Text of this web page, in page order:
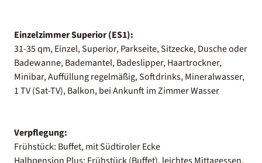
Einzelzimmer Superior (ES1):
31-35 qm, Einzel, Superior, Parkseite, Sitzecke, Dusche oder
Badewanne, Bademantel, Badeslipper, Haartrockner,
Minibar, Auffüllung regelmäßig, Softdrinks, Mineralwasser,
1 TV (Sat-TV), Balkon, bei Ankunft im Zimmer Wasser
Verpflegung:
Frühstück: Buffet, mit Südtiroler Ecke